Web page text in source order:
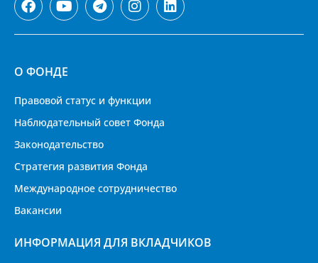
О ФОНДЕ
Правовой статус и функции
Наблюдательный совет Фонда
Законодательство
Стратегия развития Фонда
Международное сотрудничество
Вакансии
ИНФОРМАЦИЯ ДЛЯ ВКЛАДЧИКОВ